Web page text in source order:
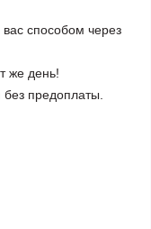
способом через
же день!
предоплаты.